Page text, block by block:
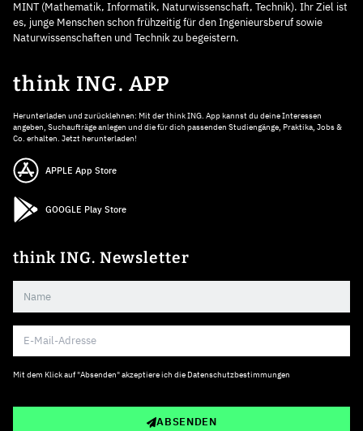
MINT (Mathematik, Informatik, Naturwissenschaft, Technik). Ihr Ziel ist
es, junge Menschen schon frühzeitig für den Ingenieursberuf sowie
Naturwissenschaften und Technik zu begeistern.
think ING. APP
Herunterladen und zurücklehnen: Mit der think ING. App kannst du deine Interessen
angeben, Suchaufträge anlegen und die für dich passenden Studiengänge, Praktika, Jobs &
Co. erhalten. Jetzt herunterladen!
APPLE App Store
GOOGLE Play Store
think ING. Newsletter
Mit dem Klick auf "Absenden" akzeptiere ich die Datenschutzbestimmungen
ABSENDEN